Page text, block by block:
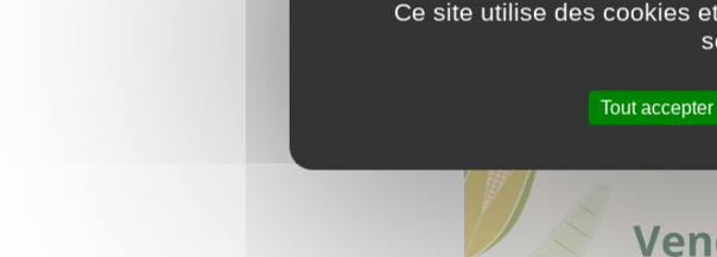
Ce site utilise des cookies
Tout accepter